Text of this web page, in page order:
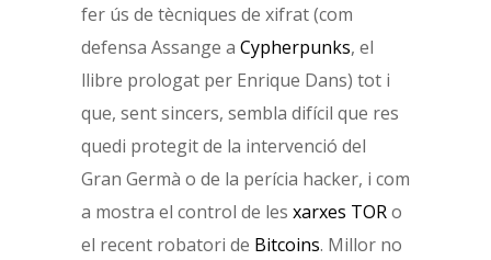
fer ús de tècniques de xifrat (com
defensa Assange a Cypherpunks, el
llibre prologat per Enrique Dans) tot i
que, sent sincers, sembla difícil que res
quedi protegit de la intervenció del
Gran Germà o de la perícia hacker, i com
a mostra el control de les xarxes TORo
el recent robatori de Bitcoins. Millor no